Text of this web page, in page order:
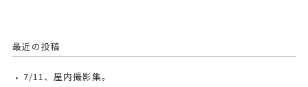
最近の投稿
7/11、屋内撮影集。